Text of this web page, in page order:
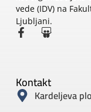
vede (IDV) na
Ljubljani.
Kontakt
Kardeljeva